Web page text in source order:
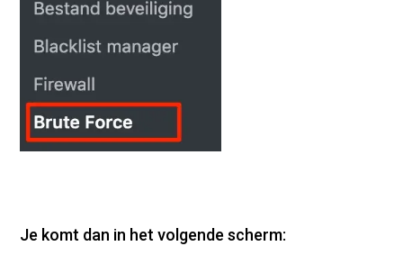
Je komt dan in het volgende scherm: